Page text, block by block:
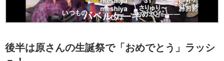
後半は原さんの生誕祭で「おめでとう」ラッシ